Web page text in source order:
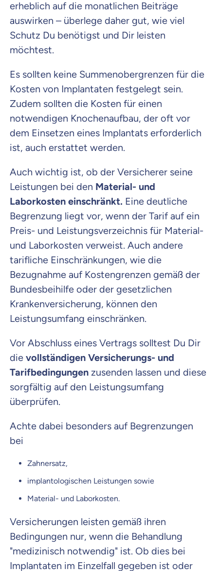
erheblich auf die monatlichen Beiträge
auswirken – überlege daher gut, wie viel
Schutz Du benötigst und Dir leisten
möchtest.
Es sollten keine Summenobergrenzen für die
Kosten von Implantaten festgelegt sein.
Zudem sollten die Kosten für einen
notwendigen Knochenaufbau, der oft vor
dem Einsetzen eines Implantats erforderlich
ist, auch erstattet werden.
Auch wichtig ist, ob der Versicherer seine
Leistungen bei den Material- und
Laborkosten einschränkt. Eine deutliche
Begrenzung liegt vor, wenn der Tarif auf ein
Preis- und Leistungsverzeichnis für Material-
und Laborkosten verweist. Auch andere
tarifliche Einschränkungen, wie die
Bezugnahme auf Kostengrenzen gemäß der
Bundesbeihilfe oder der gesetzlichen
Krankenversicherung, können den
Leistungsumfang einschränken.
Vor Abschluss eines Vertrags solltest Du Dir
die vollständigen Versicherungs- und
Tarifbedingungen zusenden lassen und diese
sorgfältig auf den Leistungsumfang
überprüfen.
Achte dabei besonders auf Begrenzungen
bei
Zahnersatz,
implantologischen Leistungen sowie
Material- und Laborkosten.
Versicherungen leisten gemäß ihren
Bedingungen nur, wenn die Behandlung
"medizinisch notwendig" ist. Ob dies bei
Implantaten im Einzelfall gegeben ist oder